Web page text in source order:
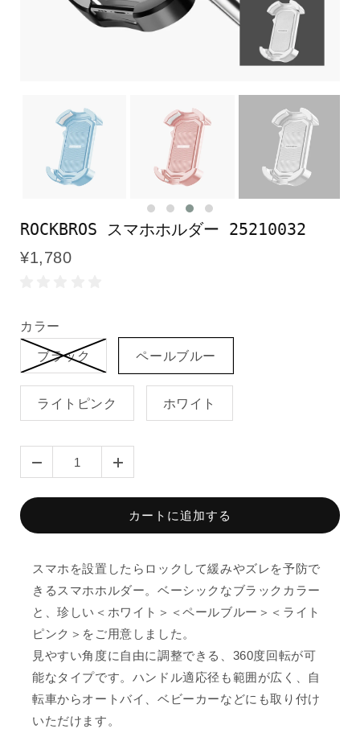
ROCKBROS スマホホルダー 25210032
¥1,780
カラー
ブラック ペールブルー
ライトピンク ホワイト
カートに追加する
スマホを設置したらロックして緩みやズレを予防で
きるスマホホルダー。ベーシックなブラックカラー
と、珍しい＜ホワイト＞＜ペールブルー＞＜ライト
ピンク＞をご用意しました。
見やすい角度に自由に調整できる、360度回転が可
能なタイプです。ハンドル適応径も範囲が広く、自
転車からオートバイ、ベビーカーなどにも取り付け
いただけます。